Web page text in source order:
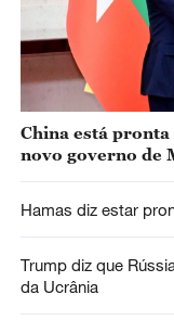
China está
novo governo de
Hamas diz estar
Trump diz que
da Ucrânia